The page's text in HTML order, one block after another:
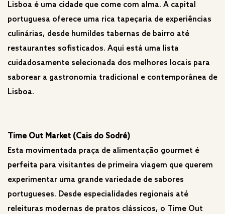
Lisboa é uma cidade que come com alma. A capital
portuguesa oferece uma rica tapeçaria de experiências
culinárias, desde humildes tabernas de bairro até
restaurantes sofisticados. Aqui está uma lista
cuidadosamente selecionada dos melhores locais para
saborear a gastronomia tradicional e contemporânea de
Lisboa.
Time Out Market (Cais do Sodré)
Esta movimentada praça de alimentação gourmet é
perfeita para visitantes de primeira viagem que querem
experimentar uma grande variedade de sabores
portugueses. Desde especialidades regionais até
releituras modernas de pratos clássicos, o Time Out